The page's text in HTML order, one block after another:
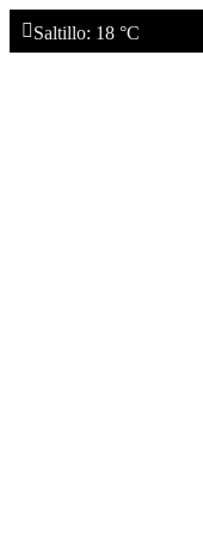
Saltillo: 18 °C